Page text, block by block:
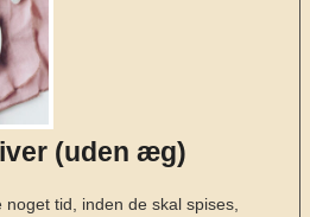
(uden æg)
tid, inden de skal spises,